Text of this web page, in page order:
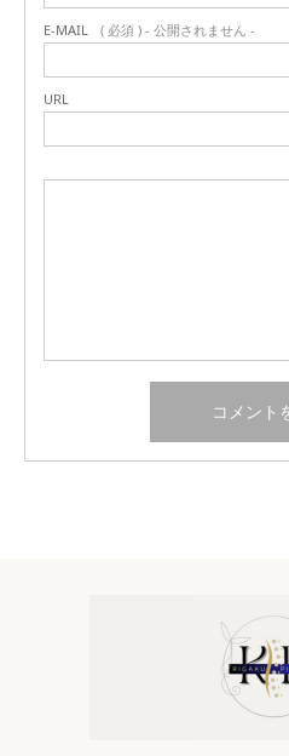
E-MAIL ( 必須 ) - 公開されません -
URL